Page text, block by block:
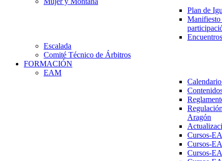
Plan de
Escalada
Comité Técnico de Árbitros
FORMACIÓN
EAM
Aragón
Cursos-
Cursos-
Cursos-